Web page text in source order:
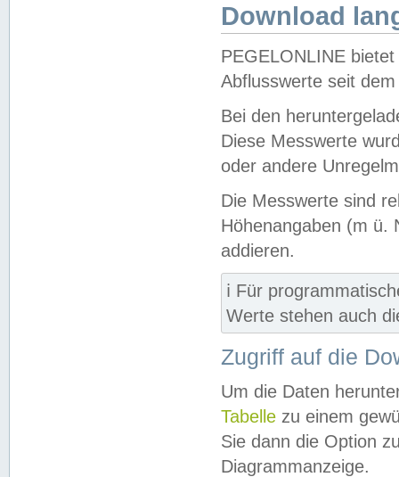
Download
PEGELONLINE
Abflusswerte seit
Bei den
Diese Messwerte
oder andere
Die Messwerte sind
Höhenangaben (m ü.
addieren.
ℹ️ Für
Werte stehen auch
Zugriff auf die
Um die Daten
Tabelle zu einem
Sie dann die Option
Diagrammanzeige.